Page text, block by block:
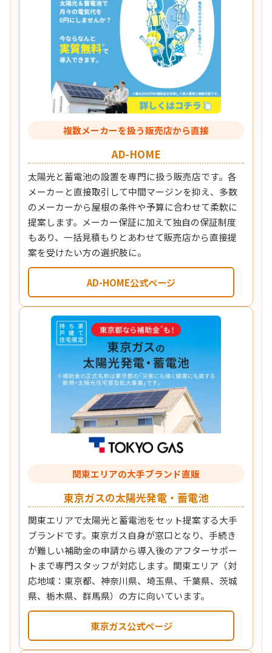
複数メーカーを扱う販売店から直接
AD-HOME
太陽光と蓄電池の設置を専門に扱う販売店です。各
メーカーと直接取引して中間マージンを抑え、多数
のメーカーから屋根の条件や予算に合わせて柔軟に
提案します。メーカー保証に加えて独自の保証制度
もあり、一括見積もりとあわせて販売店から直接提
案を受けたい方の選択肢に。
AD-HOME公式ページ
関東エリアの大手ブランド直販
東京ガスの太陽光発電・蓄電池
関東エリアで太陽光と蓄電池をセット提案する大手
ブランドです。東京ガス自身が窓口となり、手続き
が難しい補助金の申請から導入後のアフターサポー
トまで専門スタッフが対応します。関東エリア（対
応地域：東京都、神奈川県、埼玉県、千葉県、茨城
県、栃木県、群馬県）の方に向いています。
東京ガス公式ページ